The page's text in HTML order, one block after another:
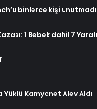
binlerce kişi unutmadı
1 Bebek dahil 7 Yaralı
Yüklü Kamyonet Alev Aldı